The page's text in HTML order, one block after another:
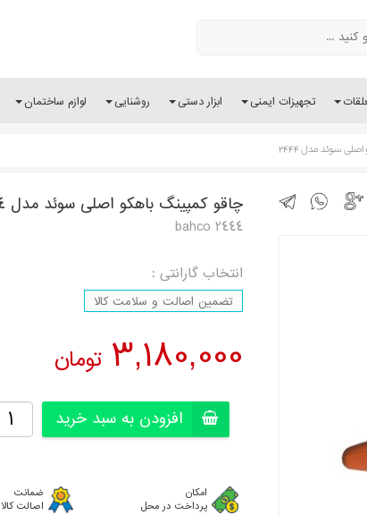
تجهیزات ایمنی ابزار دستی روشنایی لوازم ساختمان
سوئد مدل 2444
چاقو کمپینگ باهکو اصلی سوئد مدل 2444
2444 bahco
انتخاب گارانتی :
تضمین اصالت و سلامت کالا
3,180,000 تومان
افزودن به سبد خرید
امکان
پرداخت در محل
ضمانت
اصالت کالا